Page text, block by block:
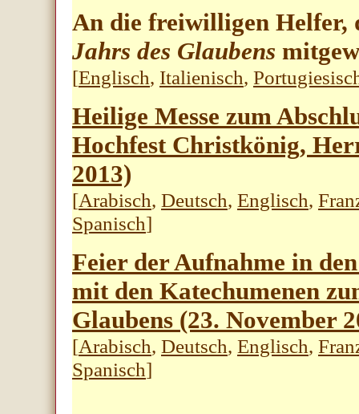
An die freiwilligen Helfer,
Jahrs des Glaubens
[Englisch, Italienisch,
Heilige Messe zum
Hochfest Christkönig,
2013)
[Arabisch, Deutsch, Englisch,
Spanisch]
Feier der Aufnahme in
mit den Katechumenen
Glaubens (23. November
[Arabisch, Deutsch, Englisch,
Spanisch]